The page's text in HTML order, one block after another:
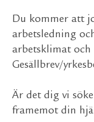
Du kommer att
arbetsledning
arbetsklimat
Gesällbrev/
Är det dig vi
framemot din